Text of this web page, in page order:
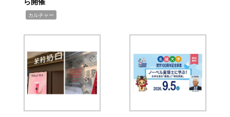
カルチャー